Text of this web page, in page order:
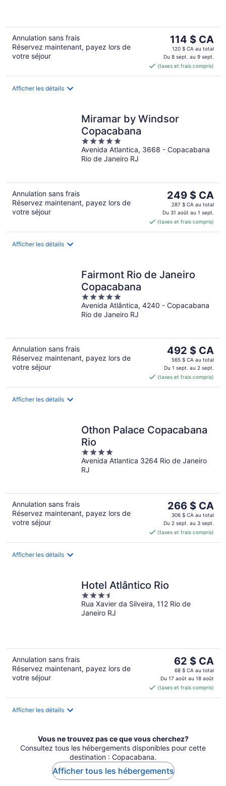
Annulation sans frais
Réservez maintenant, payez lors de
votre séjour
Le
prix
est
de 114 $ CA
par
114 $ CA
120 $ CA au total
Du 8 sept. au 9 sept.
(taxes et frais compris)
Afficher les détails
Miramar by Windsor
Copacabana
5
out
of
Avenida Atlantica, 3668 - Copacabana
Rio de Janeiro RJ
Annulation sans frais
Réservez maintenant, payez lors de
votre séjour
Le
prix
est
de 249 $ CA
par
249 $ CA
287 $ CA au total
Du 31 août au 1 sept.
(taxes et frais compris)
Afficher les détails
Fairmont Rio de Janeiro
Copacabana
5
out
of
Avenida Atlântica, 4240 - Copacabana
Rio de Janeiro RJ
Annulation sans frais
Réservez maintenant, payez lors de
votre séjour
Le
prix
est
de 492 $ CA
par
492 $ CA
565 $ CA au total
Du 1 sept. au 2 sept.
(taxes et frais compris)
Afficher les détails
Othon Palace Copacabana
Rio
4
out
of
Avenida Atlantica 3264 Rio de Janeiro
RJ
Annulation sans frais
Réservez maintenant, payez lors de
votre séjour
Le
prix
est
de 266 $ CA
par
266 $ CA
306 $ CA au total
Du 2 sept. au 3 sept.
(taxes et frais compris)
Afficher les détails
Hotel Atlântico Rio
3.5
out
of
Rua Xavier da Silveira, 112 Rio de
Janeiro RJ
Annulation sans frais
Réservez maintenant, payez lors de
votre séjour
Le
prix
est
de 62 $ CA
par
62 $ CA
68 $ CA au total
Du 17 août au 18 août
(taxes et frais compris)
Afficher les détails
Vous ne trouvez pas ce que vous cherchez?
Consultez tous les hébergements disponibles pour cette
destination : Copacabana.
Afficher tous les hébergements